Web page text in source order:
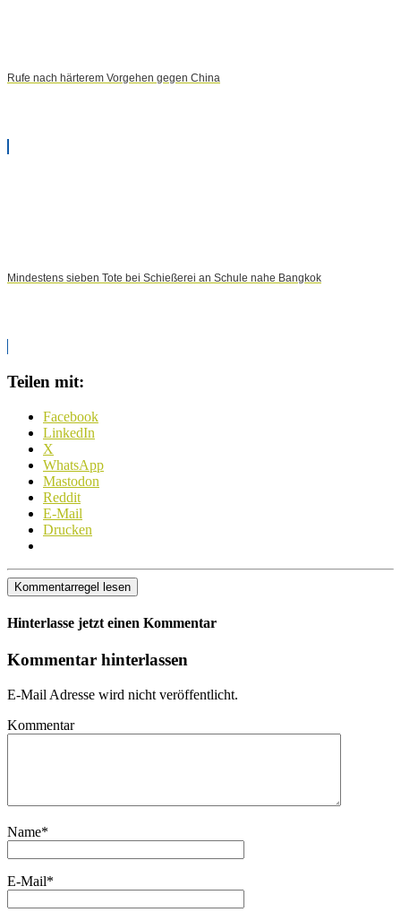
Rufe nach härterem Vorgehen gegen China
Mindestens sieben Tote bei Schießerei an Schule nahe Bangkok
Teilen mit:
Facebook
LinkedIn
X
WhatsApp
Mastodon
Reddit
E-Mail
Drucken
Kommentarregel lesen
Hinterlasse jetzt einen Kommentar
Kommentar hinterlassen
E-Mail Adresse wird nicht veröffentlicht.
Kommentar
Name*
E-Mail*